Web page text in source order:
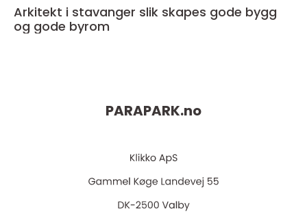
Arkitekt i stavanger slik skapes gode bygg
og gode byrom
PARAPARK.no